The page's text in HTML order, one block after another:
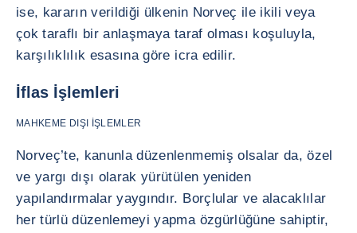
ise, kararın verildiği ülkenin Norveç ile ikili veya
çok taraflı bir anlaşmaya taraf olması koşuluyla,
karşılıklılık esasına göre icra edilir.
İflas İşlemleri
MAHKEME DIŞI İŞLEMLER
Norveç’te, kanunla düzenlenmemiş olsalar da, özel
ve yargı dışı olarak yürütülen yeniden
yapılandırmalar yaygındır. Borçlular ve alacaklılar
her türlü düzenlemeyi yapma özgürlüğüne sahiptir,